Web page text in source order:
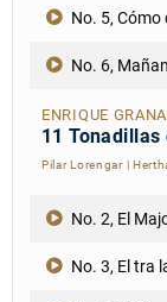
No. 5,
No. 6,
ENRIQUE
11
Pilar Lorengar|
No. 2, El
No. 3, El tra